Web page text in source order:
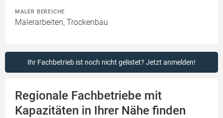
MALER BEREICHE
Malerarbeiten, Trockenbau
Ihr Fachbetrieb ist noch nicht gelistet? Jetzt anmelden!
Regionale Fachbetriebe mit
Kapazitäten in Ihrer Nähe finden